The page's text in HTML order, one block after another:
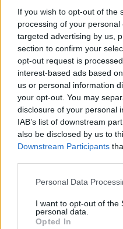
If you wish to opt-out of the
processing of your
targeted advertising by us,
section to confirm your
opt-out request is
interest-based ads based
us or personal information
your opt-out. You may
disclosure of your personal
IAB’s list of downstream
also be disclosed by us to
Downstream Participants
Personal Data
I want to opt-out of the
personal data.
Opted In
Ξεκινήστε φωνάζοντάς
αποστάσεις. Σταδιακά
σκύλος σας ολοκληρώσει
επαναλήψεις, τότε
επόμενο επίπεδο.
πρέπει να
δεν θα έχει γύρω του
μπορεί ευκολότερα να
Μην ξεχνάτε, ειδικά τις
σκύλο σας στο λουρί
ελεύθερος, είναι πολύ
αποτέλεσμα η
φέρτε τον χωρίς πίεση
του γίνει τελείως
Μετατρέψτε την εντολή σε